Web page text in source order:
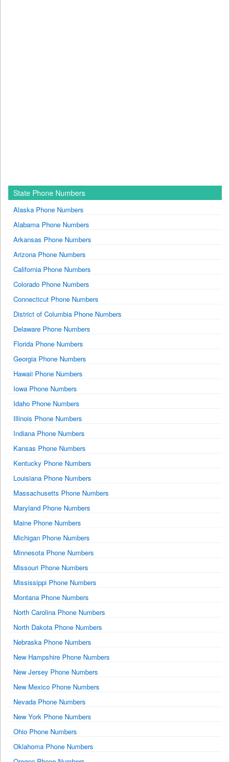
State Phone Numbers
Alaska Phone Numbers
Alabama Phone Numbers
Arkansas Phone Numbers
Arizona Phone Numbers
California Phone Numbers
Colorado Phone Numbers
Connecticut Phone Numbers
District of Columbia Phone Numbers
Delaware Phone Numbers
Florida Phone Numbers
Georgia Phone Numbers
Hawaii Phone Numbers
Iowa Phone Numbers
Idaho Phone Numbers
Illinois Phone Numbers
Indiana Phone Numbers
Kansas Phone Numbers
Kentucky Phone Numbers
Louisiana Phone Numbers
Massachusetts Phone Numbers
Maryland Phone Numbers
Maine Phone Numbers
Michigan Phone Numbers
Minnesota Phone Numbers
Missouri Phone Numbers
Mississippi Phone Numbers
Montana Phone Numbers
North Carolina Phone Numbers
North Dakota Phone Numbers
Nebraska Phone Numbers
New Hampshire Phone Numbers
New Jersey Phone Numbers
New Mexico Phone Numbers
Nevada Phone Numbers
New York Phone Numbers
Ohio Phone Numbers
Oklahoma Phone Numbers